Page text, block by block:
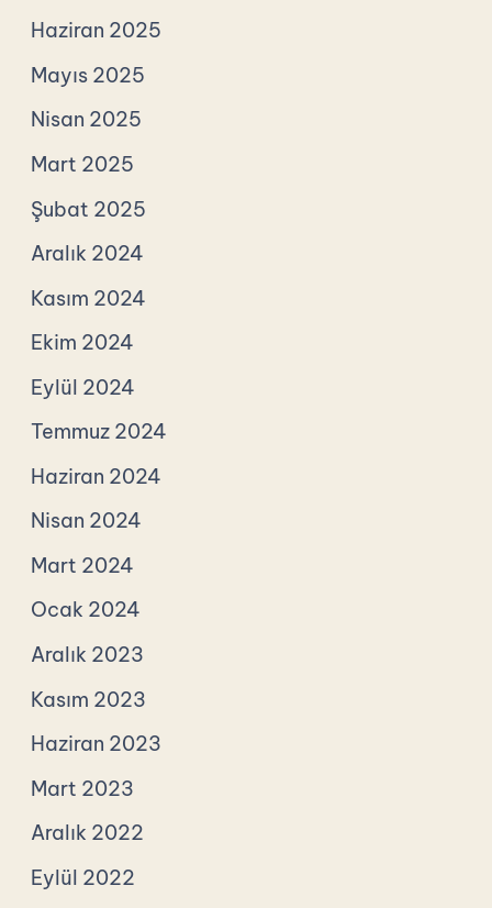
Haziran 2025
Mayıs 2025
Nisan 2025
Mart 2025
Şubat 2025
Aralık 2024
Kasım 2024
Ekim 2024
Eylül 2024
Temmuz 2024
Haziran 2024
Nisan 2024
Mart 2024
Ocak 2024
Aralık 2023
Kasım 2023
Haziran 2023
Mart 2023
Aralık 2022
Eylül 2022